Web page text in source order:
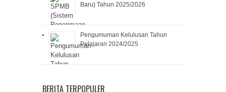
Baru) Tahun 2025/2026
Pengumuman Kelulusan Tahun
Pelajaran 2024/2025
BERITA TERPOPULER